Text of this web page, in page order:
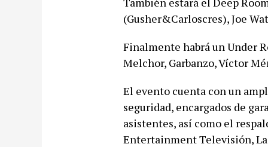
(Gusher&Carloscres), Joe
Finalmente habrá un Under
Melchor, Garbanzo, Víctor
El evento cuenta con un
seguridad, encargados de
asistentes, así como el
Entertainment Televisión, La